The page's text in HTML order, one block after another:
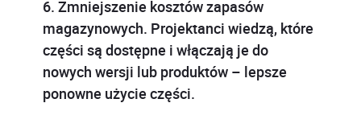
6. Zmniejszenie kosztów zapasów
magazynowych. Projektanci wiedzą, które
części są dostępne i włączają je do
nowych wersji lub produktów – lepsze
ponowne użycie części.